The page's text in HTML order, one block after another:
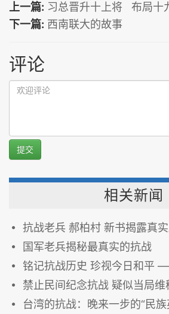
上一篇: 习总晋升十上将 布局十
下一篇: 西南联大的故事
评论
提交
相关新闻
抗战老兵 郝柏村 新书揭露真
国军老兵揭秘最真实的抗战
铭记抗战历史 珍视今日和平 ——纽约华侨文教中心举办“
禁止民间纪念抗战 疑似当局
台湾的抗战：晚来一步的“民族